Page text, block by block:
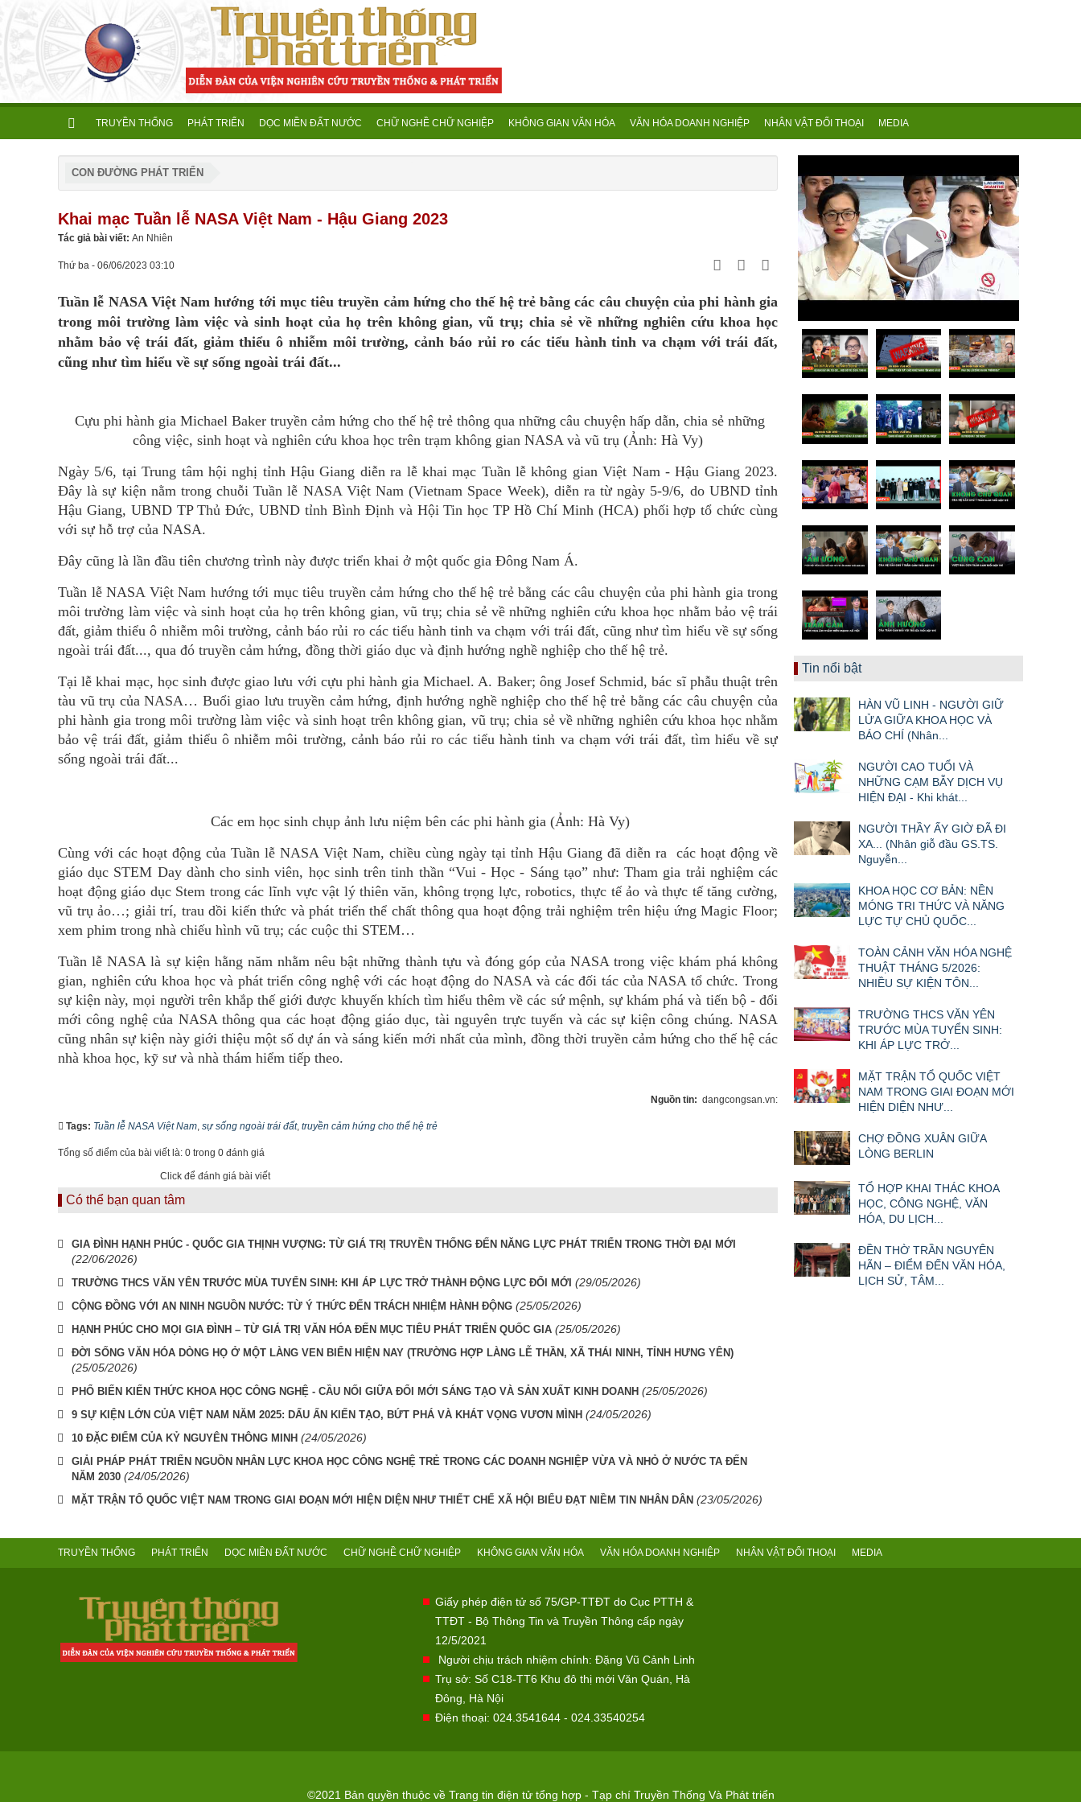
TRUYỀN THỐNG PHÁT TRIỂN DỌC MIỀN ĐẤT NƯỚC CHỮ NGHỀ CHỮ NGHIỆP KHÔNG GIAN VĂN HÓA VĂN HÓA DOANH NGHIỆP NHÂN VẬT ĐỐI THOẠI MEDIA
CON ĐƯỜNG PHÁT TRIỂN
Khai mạc Tuần lễ NASA Việt Nam - Hậu Giang 2023
Tác giả bài viết: An Nhiên
Thứ ba - 06/06/2023 03:10
Tuần lễ NASA Việt Nam hướng tới mục tiêu truyền cảm hứng cho thế hệ trẻ bằng các câu chuyện của phi hành gia
trong môi trường làm việc và sinh hoạt của họ trên không gian, vũ trụ; chia sẻ về những nghiên cứu khoa học
nhằm bảo vệ trái đất, giảm thiểu ô nhiễm môi trường, cảnh báo rủi ro các tiểu hành tinh va chạm với trái đất,
cũng như tìm hiểu về sự sống ngoài trái đất...
Cựu phi hành gia Michael Baker truyền cảm hứng cho thế hệ trẻ thông qua những câu chuyện hấp dẫn, chia sẻ những
công việc, sinh hoạt và nghiên cứu khoa học trên trạm không gian NASA và vũ trụ (Ảnh: Hà Vy)
Ngày 5/6, tại Trung tâm hội nghị tỉnh Hậu Giang diễn ra lễ khai mạc Tuần lễ không gian Việt Nam - Hậu Giang 2023.
Đây là sự kiện nằm trong chuỗi Tuần lễ NASA Việt Nam (Vietnam Space Week), diễn ra từ ngày 5-9/6, do UBND tỉnh
Hậu Giang, UBND TP Thủ Đức, UBND tỉnh Bình Định và Hội Tin học TP Hồ Chí Minh (HCA) phối hợp tổ chức cùng
với sự hỗ trợ của NASA.
Đây cũng là lần đầu tiên chương trình này được triển khai ở một quốc gia Đông Nam Á.
Tuần lễ NASA Việt Nam hướng tới mục tiêu truyền cảm hứng cho thế hệ trẻ bằng các câu chuyện của phi hành gia trong
môi trường làm việc và sinh hoạt của họ trên không gian, vũ trụ; chia sẻ về những nghiên cứu khoa học nhằm bảo vệ trái
đất, giảm thiểu ô nhiễm môi trường, cảnh báo rủi ro các tiểu hành tinh va chạm với trái đất, cũng như tìm hiểu về sự sống
ngoài trái đất..., qua đó truyền cảm hứng, đồng thời giáo dục và định hướng nghề nghiệp cho thế hệ trẻ.
Tại lễ khai mạc, học sinh được giao lưu với cựu phi hành gia Michael. A. Baker; ông Josef Schmid, bác sĩ phẫu thuật trên
tàu vũ trụ của NASA… Buổi giao lưu truyền cảm hứng, định hướng nghề nghiệp cho thế hệ trẻ bằng các câu chuyện của
phi hành gia trong môi trường làm việc và sinh hoạt trên không gian, vũ trụ; chia sẻ về những nghiên cứu khoa học nhằm
bảo vệ trái đất, giảm thiểu ô nhiễm môi trường, cảnh báo rủi ro các tiểu hành tinh va chạm với trái đất, tìm hiểu về sự
sống ngoài trái đất...
Các em học sinh chụp ảnh lưu niệm bên các phi hành gia (Ảnh: Hà Vy)
Cùng với các hoạt động của Tuần lễ NASA Việt Nam, chiều cùng ngày tại tỉnh Hậu Giang đã diễn ra các hoạt động về
giáo dục STEM Day dành cho sinh viên, học sinh trên tinh thần “Vui - Học - Sáng tạo” như: Tham gia trải nghiệm các
hoạt động giáo dục Stem trong các lĩnh vực vật lý thiên văn, không trọng lực, robotics, thực tế ảo và thực tế tăng cường,
vũ trụ ảo…; giải trí, trau dồi kiến thức và phát triển thể chất thông qua hoạt động trải nghiệm trên hiệu ứng Magic Floor;
xem phim trong nhà chiếu hình vũ trụ; các cuộc thi STEM…
Tuần lễ NASA là sự kiện hằng năm nhằm nêu bật những thành tựu và đóng góp của NASA trong việc khám phá không
gian, nghiên cứu khoa học và phát triển công nghệ với các hoạt động do NASA và các đối tác của NASA tổ chức. Trong
sự kiện này, mọi người trên khắp thế giới được khuyến khích tìm hiểu thêm về các sứ mệnh, sự khám phá và tiến bộ - đổi
mới công nghệ của NASA thông qua các hoạt động giáo dục, tài nguyên trực tuyến và các sự kiện công chúng. NASA
cũng nhân sự kiện này giới thiệu một số dự án và sáng kiến mới nhất của mình, đồng thời truyền cảm hứng cho thế hệ các
nhà khoa học, kỹ sư và nhà thám hiểm tiếp theo.
Nguồn tin: dangcongsan.vn:
Tags: Tuần lễ NASA Việt Nam, sự sống ngoài trái đất, truyền cảm hứng cho thế hệ trẻ
Tổng số điểm của bài viết là: 0 trong 0 đánh giá
Click để đánh giá bài viết
Có thể bạn quan tâm
GIA ĐÌNH HẠNH PHÚC - QUỐC GIA THỊNH VƯỢNG: TỪ GIÁ TRỊ TRUYỀN THỐNG ĐẾN NĂNG LỰC PHÁT TRIỂN TRONG THỜI ĐẠI MỚI
(22/06/2026)
TRƯỜNG THCS VĂN YÊN TRƯỚC MÙA TUYỂN SINH: KHI ÁP LỰC TRỞ THÀNH ĐỘNG LỰC ĐỔI MỚI (29/05/2026)
CỘNG ĐỒNG VỚI AN NINH NGUỒN NƯỚC: TỪ Ý THỨC ĐẾN TRÁCH NHIỆM HÀNH ĐỘNG (25/05/2026)
HẠNH PHÚC CHO MỌI GIA ĐÌNH – TỪ GIÁ TRỊ VĂN HÓA ĐẾN MỤC TIÊU PHÁT TRIỂN QUỐC GIA (25/05/2026)
ĐỜI SỐNG VĂN HÓA DÒNG HỌ Ở MỘT LÀNG VEN BIỂN HIỆN NAY (TRƯỜNG HỢP LÀNG LỄ THẦN, XÃ THÁI NINH, TỈNH HƯNG YÊN)
(25/05/2026)
PHỔ BIẾN KIẾN THỨC KHOA HỌC CÔNG NGHỆ - CẦU NỐI GIỮA ĐỔI MỚI SÁNG TẠO VÀ SẢN XUẤT KINH DOANH (25/05/2026)
9 SỰ KIỆN LỚN CỦA VIỆT NAM NĂM 2025: DẤU ẤN KIẾN TẠO, BỨT PHÁ VÀ KHÁT VỌNG VƯƠN MÌNH (24/05/2026)
10 ĐẶC ĐIỂM CỦA KỶ NGUYÊN THÔNG MINH (24/05/2026)
GIẢI PHÁP PHÁT TRIỂN NGUỒN NHÂN LỰC KHOA HỌC CÔNG NGHỆ TRẺ TRONG CÁC DOANH NGHIỆP VỪA VÀ NHỎ Ở NƯỚC TA ĐẾN
NĂM 2030 (24/05/2026)
MẶT TRẬN TỔ QUỐC VIỆT NAM TRONG GIAI ĐOẠN MỚI HIỆN DIỆN NHƯ THIẾT CHẾ XÃ HỘI BIỂU ĐẠT NIỀM TIN NHÂN DÂN (23/05/2026)
Tin nổi bật
HÀN VŨ LINH - NGƯỜI GIỮ
LỬA GIỮA KHOA HỌC VÀ
BÁO CHÍ (Nhân...
NGƯỜI CAO TUỔI VÀ
NHỮNG CẠM BẪY DỊCH VỤ
HIỆN ĐẠI - Khi khát...
NGƯỜI THẦY ẤY GIỜ ĐÃ ĐI
XA... (Nhân giỗ đầu GS.TS.
Nguyễn...
KHOA HỌC CƠ BẢN: NỀN
MÓNG TRI THỨC VÀ NĂNG
LỰC TỰ CHỦ QUỐC...
TOÀN CẢNH VĂN HÓA NGHỆ
THUẬT THÁNG 5/2026:
NHIỀU SỰ KIỆN TÔN...
TRƯỜNG THCS VĂN YÊN
TRƯỚC MÙA TUYỂN SINH:
KHI ÁP LỰC TRỞ...
MẶT TRẬN TỔ QUỐC VIỆT
NAM TRONG GIAI ĐOẠN MỚI
HIỆN DIỆN NHƯ...
CHỢ ĐỒNG XUÂN GIỮA
LÒNG BERLIN
TỔ HỢP KHAI THÁC KHOA
HỌC, CÔNG NGHỆ, VĂN
HÓA, DU LỊCH...
ĐỀN THỜ TRẦN NGUYÊN
HÃN – ĐIỂM ĐẾN VĂN HÓA,
LỊCH SỬ, TÂM...
TRUYỀN THỐNG PHÁT TRIỂN DỌC MIỀN ĐẤT NƯỚC CHỮ NGHỀ CHỮ NGHIỆP KHÔNG GIAN VĂN HÓA VĂN HÓA DOANH NGHIỆP NHÂN VẬT ĐỐI THOẠI MEDIA
Giấy phép điện tử số 75/GP-TTĐT do Cục PTTH &
TTĐT - Bộ Thông Tin và Truyền Thông cấp ngày
12/5/2021
Người chịu trách nhiệm chính: Đặng Vũ Cảnh Linh
Trụ sở: Số C18-TT6 Khu đô thị mới Văn Quán, Hà
Đông, Hà Nội
Điện thoại: 024.3541644 - 024.33540254
©2021 Bản quyền thuộc về Trang tin điện tử tổng hợp - Tạp chí Truyền Thống Và Phát triển